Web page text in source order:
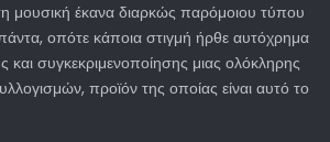
μουσική έκανα διαρκώς παρόμοιου τύπου
οπότε κάποια στιγμή ήρθε αυτόχρημα
συγκεκριμενοποίησης μιας ολόκληρης
προϊόν της οποίας είναι αυτό το